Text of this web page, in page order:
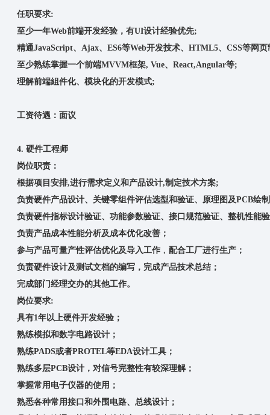
任职要求:
至少一年Web前端开发经验，有UI设计经验优先;
精通JavaScript、Ajax、ES6等Web开发技术、HTML5、CSS等网
至少熟练掌握一个前端MVVM框架, Vue、React,Angular等;
理解前端組件化、模块化的开发模式;
工资待遇：面议
4. 硬件工程师
岗位职责：
根据项目安排,进行需求定义和产品设计,制定技术方案;
负责硬件产品设计、关键零组件评估选型和验证、原理图及PCB绘
负责硬件指标设计验证、功能参数验证、接口规范验证、整机性能
负责产品成本性能分析及成本优化改善；
参与产品可量产性评估优化及导入工作﹐配合工厂进行生产；
负责硬件设计及测试文档的编写，完成产品技术总结；
完成部门经理交办的其他工作。
岗位要求:
具有1年以上硬件开发经验；
熟练模拟和数字电路设计；
熟练PADS或者PROTEL等EDA设计工具；
熟练多层PCB设计，对信号完整性有较深理解；
掌握常用电子仪器的使用；
熟悉各种常用接口和外围电路、总线设计；